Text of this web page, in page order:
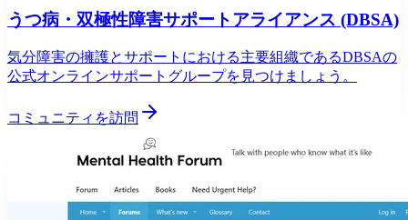
うつ病・双極性障害サポートアライアンス (DBSA)
気分障害の擁護とサポートにおける主要組織であるDBSAの
公式オンラインサポートグループを見つけましょう。
コミュニティを訪問